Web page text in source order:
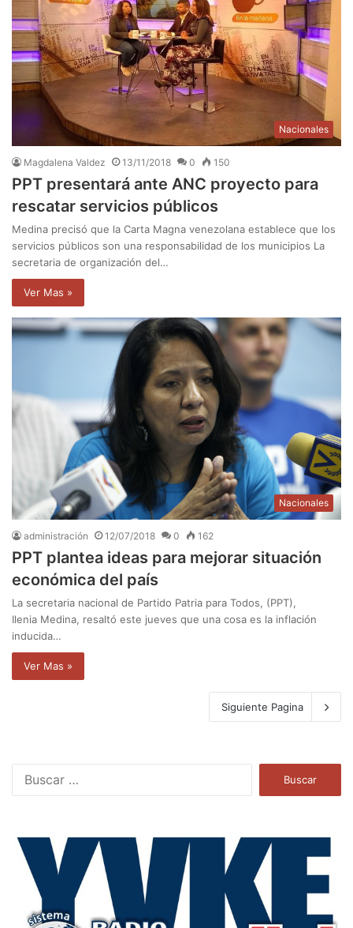
Nacionales
Magdalena Valdez 13/11/2018 0 150
PPT presentará ante ANC proyecto para
rescatar servicios públicos
Medina precisó que la Carta Magna venezolana establece que los
servicios públicos son una responsabilidad de los municipios La
secretaria de organización del…
Ver Mas »
Nacionales
administración 12/07/2018 0 162
PPT plantea ideas para mejorar situación
económica del país
La secretaria nacional de Partido Patria para Todos, (PPT),
Ilenia Medina, resaltó este jueves que una cosa es la inflación
inducida…
Ver Mas »
Siguiente Pagina
a